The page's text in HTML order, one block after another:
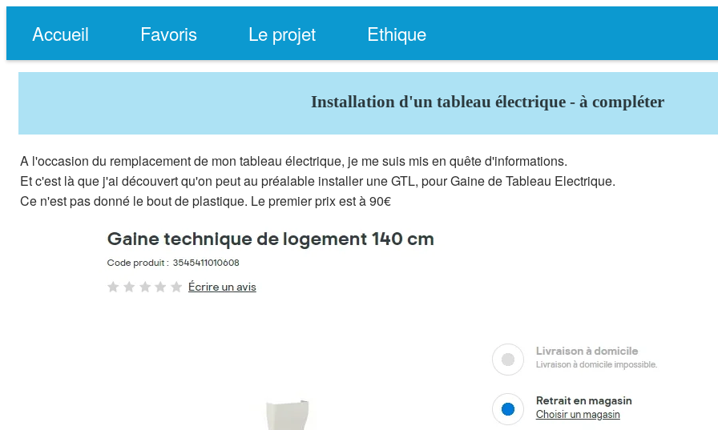
Accueil Favoris Le projet Ethique
Installation d'un tableau électrique - à compléter
A l'occasion du remplacement de mon tableau électrique, je me suis mis en quête d'informations.
Et c'est là que j'ai découvert qu'on peut au préalable installer une GTL, pour Gaine de Tableau Electrique.
Ce n'est pas donné le bout de plastique. Le premier prix est à 90€